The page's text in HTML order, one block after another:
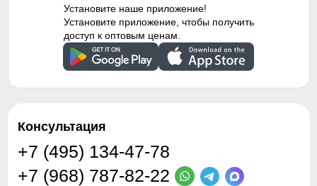
Установите наше приложение!
Установите приложение, чтобы получить
доступ к оптовым ценам.
Консультация
+7 (495) 134-47-78
+7 (968) 787-82-22